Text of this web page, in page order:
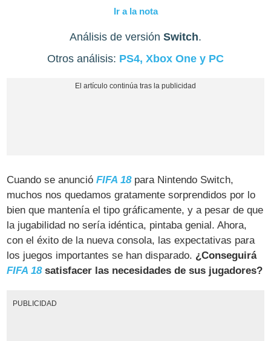
Ir a la nota
Análisis de versión Switch.
Otros análisis: PS4, Xbox One y PC
Cuando se anuncióFIFA 18para Nintendo Switch,
muchos nos quedamos gratamente sorprendidos por lo
bien que mantenía el tipo gráficamente, y a pesar de que
la jugabilidad no sería idéntica, pintaba genial. Ahora,
con el éxito de la nueva consola, las expectativas para
los juegos importantes se han disparado. ¿Conseguirá
FIFA 18satisfacer las necesidades de sus jugadores?
PUBLICIDAD